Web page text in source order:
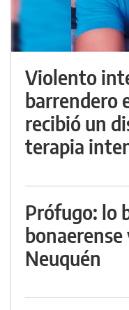
Violento
barrendero
recibió un
terapia
Prófugo: lo
Neuquén